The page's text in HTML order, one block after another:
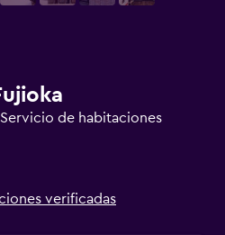
de habitaciones
verificadas